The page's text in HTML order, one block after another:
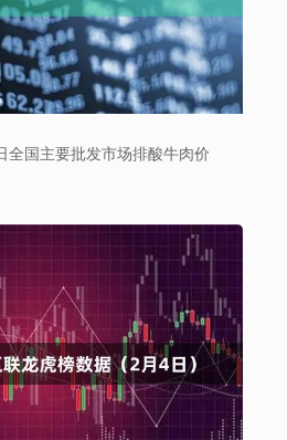
国主要批发市场排酸牛肉价